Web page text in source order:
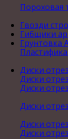
Пороховая
Гвозди
Гибщики
Грунтовка
Диски
Диски
Диски
Диски
Диски
Диски